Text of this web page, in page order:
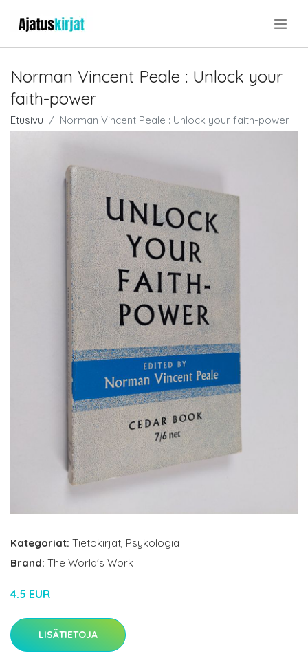
Norman Vincent Peale : Unlock your
faith-power
Etusivu Norman Vincent Peale : Unlock your faith-power
Kategoriat: Tietokirjat, Psykologia
Brand: The World's Work
4.5 EUR
LISÄTIETOJA